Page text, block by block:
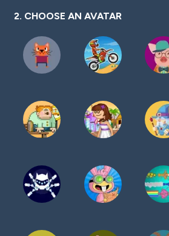
2. CHOOSE AN AVATAR